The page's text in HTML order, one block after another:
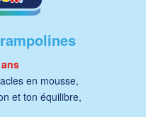
ans
en mousse,
et ton équilibre,